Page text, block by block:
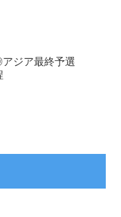
ジア最終予選